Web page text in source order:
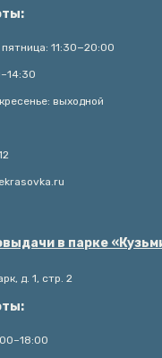
11:30−20:00
выходной
в парке
д. 1, стр. 2